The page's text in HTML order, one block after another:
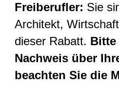
Freiberufler: Sie
Architekt,
dieser Rabatt. Bitte
Nachweis über
beachten Sie die